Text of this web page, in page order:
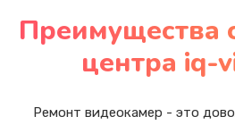
Заказать
от 1500
Преимущества
центра iq-
Ремонт видеокамер - это